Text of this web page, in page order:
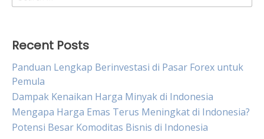
for:
Recent Posts
Panduan Lengkap Berinvestasi di Pasar Forex untuk
Pemula
Dampak Kenaikan Harga Minyak di Indonesia
Mengapa Harga Emas Terus Meningkat di Indonesia?
Potensi Besar Komoditas Bisnis di Indonesia